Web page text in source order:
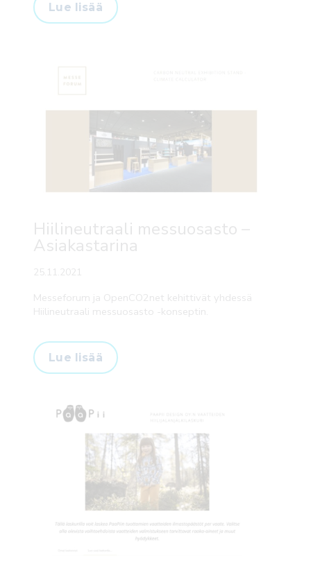
Lue lisää
Hiilineutraali messuosasto –
Asiakastarina
25.11.2021
Messeforum ja OpenCO2net kehittivät yhdessä
Hiilineutraali messuosasto -konseptin.
Lue lisää